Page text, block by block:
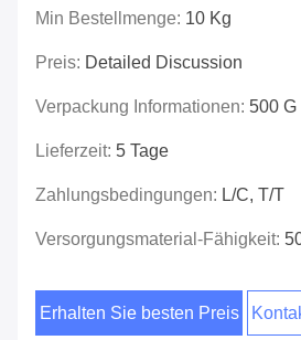
Min Bestellmenge: 10 Kg
Preis: Detailed Discussion
Verpackung Informationen: 500
Lieferzeit: 5 Tage
Zahlungsbedingungen: L/C, T/T
Versorgungsmaterial-Fähigkeit:
Erhalten Sie besten Preis